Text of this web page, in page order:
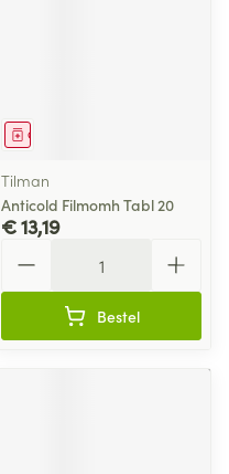
Geneesmiddel
Tilman
Anticold Filmomh Tabl 20
€ 13,19
Bestel